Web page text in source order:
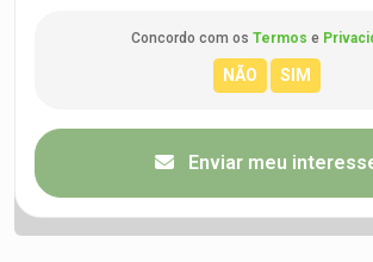
Concordo com os Termos e
Enviar meu